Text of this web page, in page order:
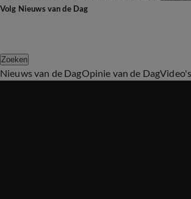
Volg Nieuws van de Dag
Zoeken
Nieuws van de DagOpinie van de DagVideo's